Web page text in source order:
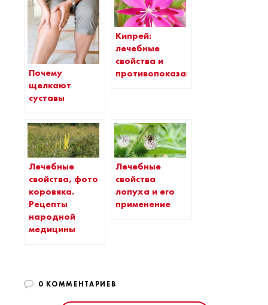
Почему
щелкают
суставы
Кипрей:
лечебные
свойства и
противопоказания
Лечебные
свойства, фото
коровяка.
Рецепты
народной
медицины
Лечебные
свойства
лопуха и его
применение
0 КОММЕНТАРИЕВ